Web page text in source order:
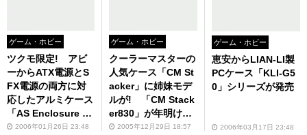
ゲーム・ホビー
ツクモ限定! アビ
ーからATX電源とS
FX電源の両方に対
応したアルミケース
「AS Enclosure S1
99」が登場!
2006年01月26日 23:48
ゲーム・ホビー
クーラーマスターの
人気ケース「CM St
acker」に姉妹モデ
ルが! 「CM Stack
er830」が年明け
早々デビュー!!
2005年12月29日 18:57
ゲーム・ホビー
恵安からLIAN-LI製
PCケース「KLI-G5
0」シリーズが発売
2006年03月17日 23:48